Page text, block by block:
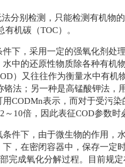
分别检测，只能检测有机物
有机碳（TOC）。
下，采用一定的强氧化剂处
中的还原性物质除各种有机
）又往往作为衡量水中有机
铬法；另一种是高锰酸钾法
CODMn表示，而对于受污
～10倍，因此表征COD参数
件下，由于微生物的作用，
，在密闭容器中，保存一定
完成氧化分解过程。目前规